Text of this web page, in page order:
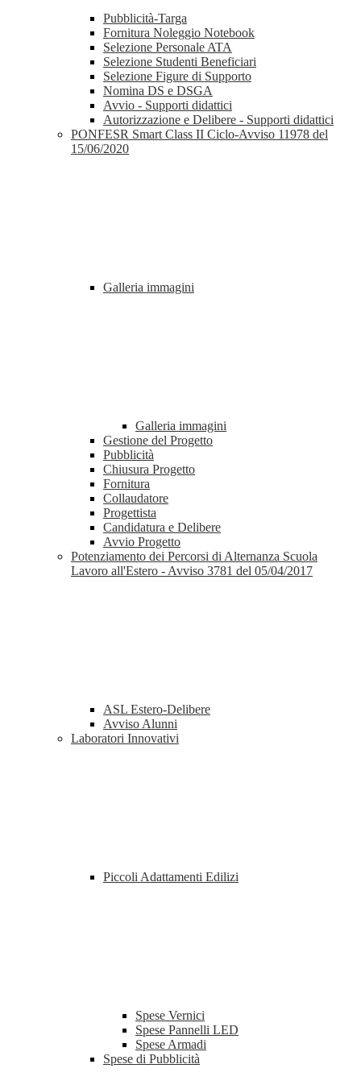
Pubblicità-Targa
Fornitura Noleggio Notebook
Selezione Personale ATA
Selezione Studenti Beneficiari
Selezione Figure di Supporto
Nomina DS e DSGA
Avvio - Supporti didattici
Autorizzazione e Delibere - Supporti didattici
PONFESR Smart Class II Ciclo-Avviso 11978 del
15/06/2020
Galleria immagini
Galleria immagini
Gestione del Progetto
Pubblicità
Chiusura Progetto
Fornitura
Collaudatore
Progettista
Candidatura e Delibere
Avvio Progetto
Potenziamento dei Percorsi di Alternanza Scuola
Lavoro all'Estero - Avviso 3781 del 05/04/2017
ASL Estero-Delibere
Avviso Alunni
Laboratori Innovativi
Piccoli Adattamenti Edilizi
Spese Vernici
Spese Pannelli LED
Spese Armadi
Spese di Pubblicità